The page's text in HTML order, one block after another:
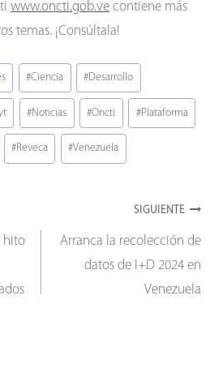
www.oncti.gob.ve contiene más
temas. ¡Consúltala!
#Ciencia #Desarrollo
#Noticias #Oncti #Plataforma
#Reveca #Venezuela
hito
SIGUIENTE
Arranca la recolección de
datos de I+D 2024 en
Venezuela